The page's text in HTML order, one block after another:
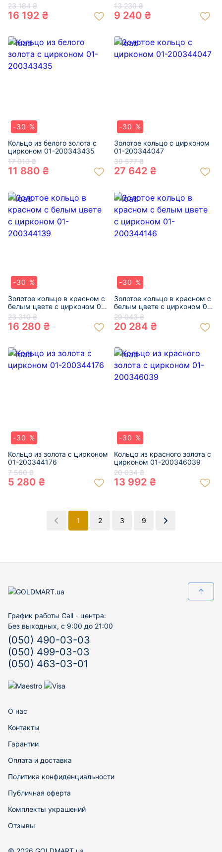
23 184 ₴
16 192 ₴
13 230 ₴
9 240 ₴
-30 %
Кольцо из белого золота с
цирконом 01-200343435
17 010 ₴
11 880 ₴
-30 %
Золотое кольцо с цирконом
01-200344047
39 577 ₴
27 642 ₴
-30 %
Золотое кольцо в красном с
белым цвете с цирконом 01-
200344139
23 310 ₴
16 280 ₴
-30 %
Золотое кольцо в красном с
белым цвете с цирконом 01-
200344146
29 043 ₴
20 284 ₴
-30 %
Кольцо из золота с цирконом
01-200344176
7 560 ₴
5 280 ₴
-30 %
Кольцо из красного золота с
цирконом 01-200346039
20 034 ₴
13 992 ₴
1 2 3 9
↑
График работы Call - центра:
Без выходных, с 9:00 до 21:00
(050) 490-03-03
(050) 499-03-03
(050) 463-03-01
О нас
Контакты
Гарантии
Оплата и доставка
Политика конфиденциальности
Публичная оферта
Комплекты украшений
Отзывы